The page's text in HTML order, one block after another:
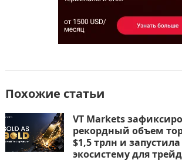
Похожие статьи
VT Markets
рекордный объем
$1,5 трлн и
экосистему для